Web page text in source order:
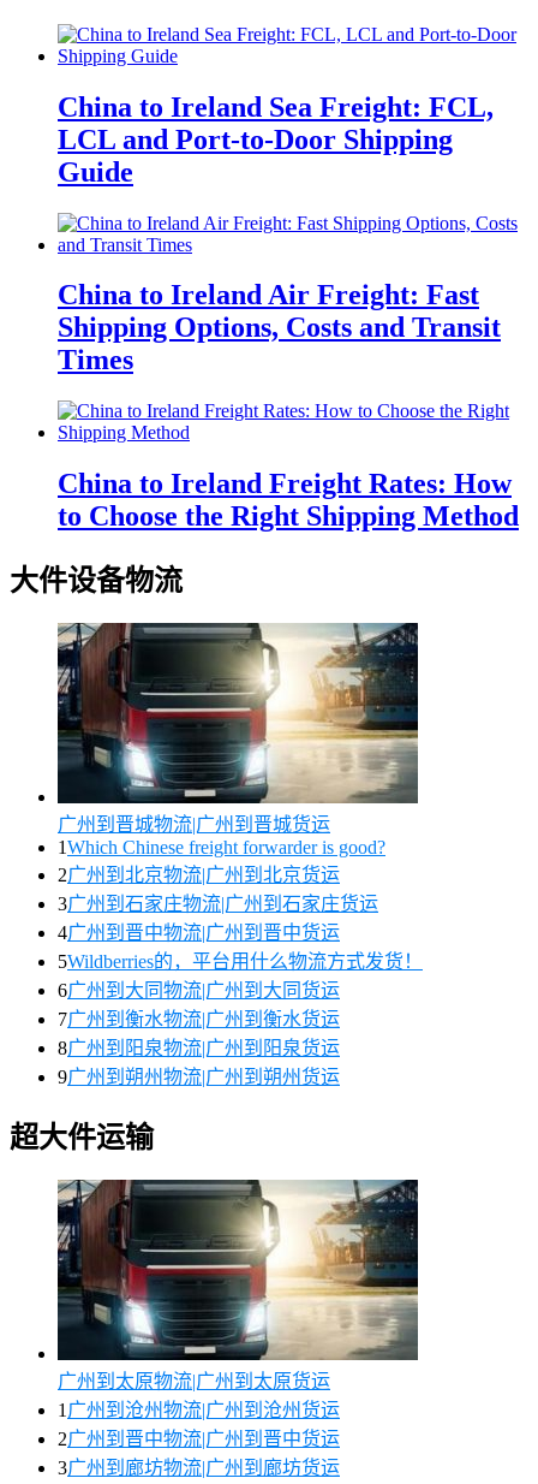
China to Ireland Sea Freight: FCL,
LCL and Port-to-Door Shipping
Guide
China to Ireland Air Freight: Fast
Shipping Options, Costs and Transit
Times
China to Ireland Freight Rates: How
to Choose the Right Shipping Method
大件设备物流
广州到晋城物流|广州到晋城货运
1Which Chinese freight forwarder is good?
2广州到北京物流|广州到北京货运
3广州到石家庄物流|广州到石家庄货运
4广州到晋中物流|广州到晋中货运
5Wildberries的，平台用什么物流方式发货！
6广州到大同物流|广州到大同货运
7广州到衡水物流|广州到衡水货运
8广州到阳泉物流|广州到阳泉货运
9广州到朔州物流|广州到朔州货运
超大件运输
广州到太原物流|广州到太原货运
1 广州到沧州物流|广州到沧州货运
2广州到晋中物流|广州到晋中货运
3广州到廊坊物流|广州到廊坊货运